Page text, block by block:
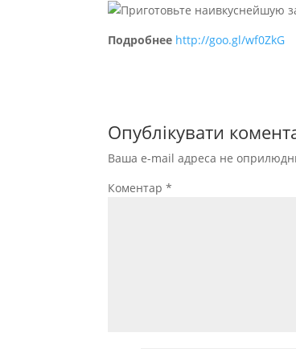
Подробнее http://goo.gl/wf0ZkG
Опублікувати
Ваша e-mail адреса не
Коментар*